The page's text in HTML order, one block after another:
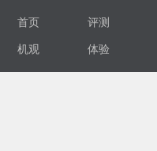
视
首页 评测
机观 体验